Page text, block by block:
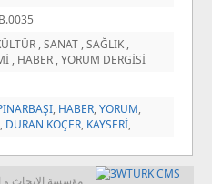
, SANAT , SAĞLIK ,
, HABER , YORUM DERGİSİ
, HABER,YORUM,
, DURAN KOÇER, KAYSERİ,